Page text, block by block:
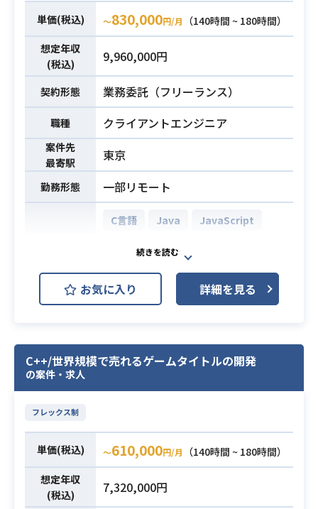
業務内容
設計・調整業務全般を担っていただ
きます。
下記の業務を担っていただく想定で
す。
・背景シーンモデルの仕様策定を行
っていただきます。
・シェーダーによる背景シーンの表
現設計を行っていただきます。
・描画負荷や実機動作を考慮した設
計指針の整理を行っていただきま
す。
・作成した仕様書をもとにプログラ
nity上での実装確認や調整を行ってい
ただきます。
・仕様書に記載したパラメータや設
のバランスを確認しながら調整業務
を行っていただきます。
・Android/iOSまたはSwitch向けの
アクションやRPGなどの
背景シーン（マップ）3Dアセット
のワークフロー構築とチューニング
対応経験
単価(税込) 〜830,000円/月
（140時間 ~ 180時間）
想定年収
(税込)
9,960,000円
契約形態 業務委託（フリーランス）
職種 クライアントエンジニア
案件先
最寄駅
東京
勤務形態 一部リモート
C言語 Java
JavaScript
AWS (Amazon Web Services)
Linux
バーサイドエンジニアとして、下記
業務をお願いします。
・仕様設計 / 実装 etc.
・ソーシャルゲーム開発におけるサ
ーバーサイドの開発経験3年以上
・PHPを用いた開発経験3年以上
お気に入り 詳細を見る
C++/世界規模で売れるゲームタイトルの開発
の案件・求人
フレックス制
単価(税込) 〜610,000円/月
（140時間 ~ 180時間）
想定年収
(税込)
7,320,000円